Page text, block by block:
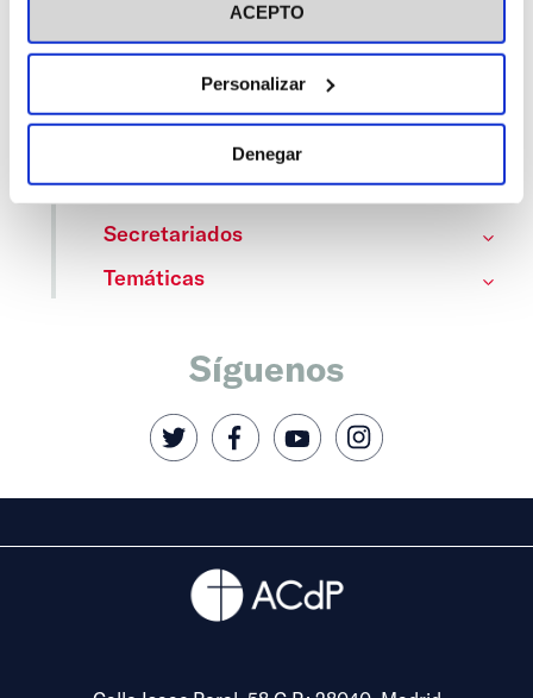
ACEPTO
Personalizar
Denegar
Categorías
Fiesta de la Resurrección
Secretariados
Temáticas
Síguenos